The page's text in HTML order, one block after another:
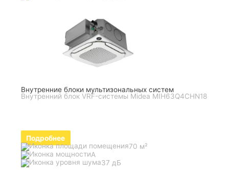
Внутренние блоки мультизональных систем
Внутренний блок VRF-системы Midea MIH63Q4CHN18
Подробнее
70 м²
A
37 дБ